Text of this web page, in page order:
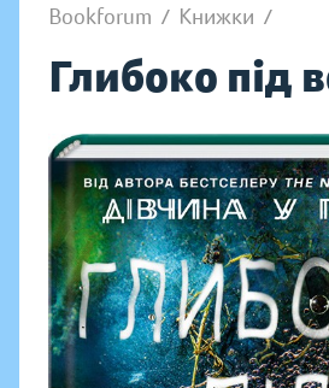
Bookforum / Книжки /
Глибоко під